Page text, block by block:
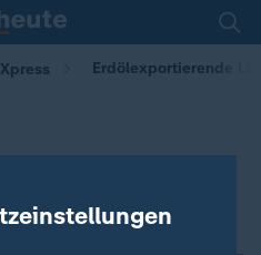
Erdölexportierende